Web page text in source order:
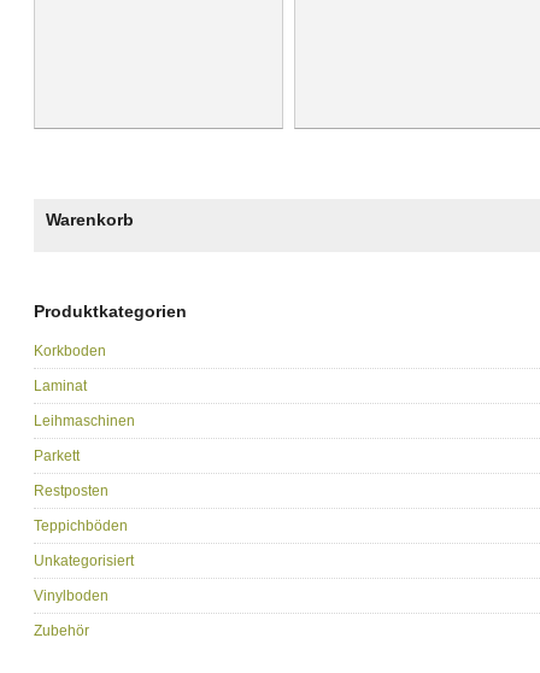
Warenkorb
Produktkategorien
Korkboden
Laminat
Leihmaschinen
Parkett
Restposten
Teppichböden
Unkategorisiert
Vinylboden
Zubehör